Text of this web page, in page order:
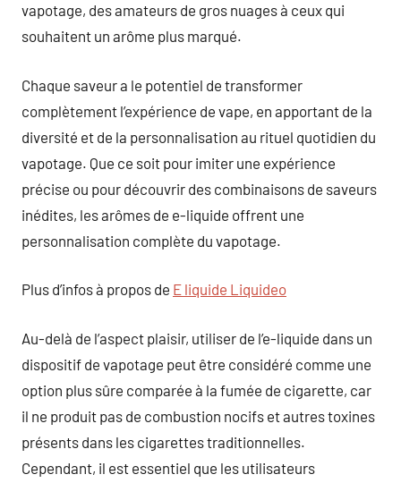
vapotage, des amateurs de gros nuages à ceux qui
souhaitent un arôme plus marqué.
Chaque saveur a le potentiel de transformer
complètement l’expérience de vape, en apportant de la
diversité et de la personnalisation au rituel quotidien du
vapotage. Que ce soit pour imiter une expérience
précise ou pour découvrir des combinaisons de saveurs
inédites, les arômes de e-liquide offrent une
personnalisation complète du vapotage.
Plus d’infos à propos de E liquide Liquideo
Au-delà de l’aspect plaisir, utiliser de l’e-liquide dans un
dispositif de vapotage peut être considéré comme une
option plus sûre comparée à la fumée de cigarette, car
il ne produit pas de combustion nocifs et autres toxines
présents dans les cigarettes traditionnelles.
Cependant, il est essentiel que les utilisateurs